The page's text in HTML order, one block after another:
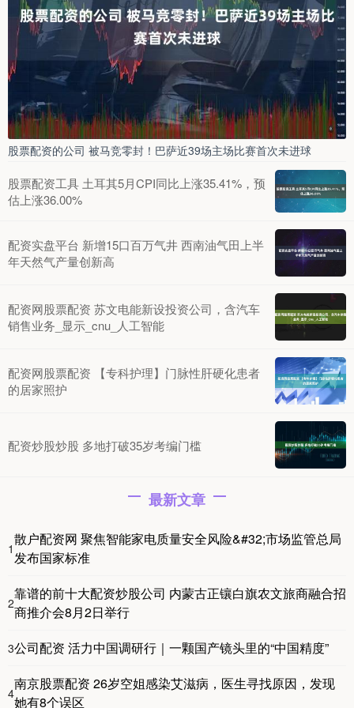
股票配资的公司 被马竞零封！巴萨近39场主场比赛首次未进球
股票配资工具 土耳其5月CPI同比上涨35.41%，预
估上涨36.00%
配资实盘平台 新增15口百万气井 西南油气田上半
年天然气产量创新高
配资网股票配资 苏文电能新设投资公司，含汽车
销售业务_显示_cnu_人工智能
配资网股票配资 【专科护理】门脉性肝硬化患者
的居家照护
配资炒股炒股 多地打破35岁考编门槛
最新文章
1
散户配资网 聚焦智能家电质量安全风险&#32;市场监管总局
发布国家标准
2
靠谱的前十大配资炒股公司 内蒙古正镶白旗农文旅商融合招
商推介会8月2日举行
3公司配资 活力中国调研行｜一颗国产镜头里的“中国精度”
4
南京股票配资 26岁空姐感染艾滋病，医生寻找原因，发现
她有8个误区